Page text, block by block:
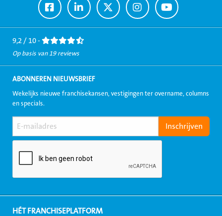
Ga
naar
Facebook
Ga
naar
LinkedIn
Ga
naar
Twitter
Ga
naar
Instagram
Ga
naar
Youtube
9,2 / 10 -
Op basis van 19 reviews
ABONNEREN NIEUWSBRIEF
Wekelijks nieuwe franchisekansen, vestigingen ter overname, columns
en specials.
HÉT FRANCHISEPLATFORM